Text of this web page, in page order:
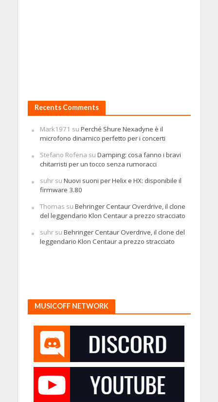
Recents Comments
Mark1971 su Perché Shure Nexadyne è il
microfono dinamico perfetto per i concerti
Stefano Rofena su Damping: cosa fanno i bravi
chitarristi per un tocco senza rumoracci
suhrsu Nuovi suoni per Helix e HX: disponibile il
firmware 3.80
Thomas su Behringer Centaur Overdrive, il clone
del leggendario Klon Centaur a prezzo stracciato
suhrsu Behringer Centaur Overdrive, il clone del
leggendario Klon Centaur a prezzo stracciato
MUSICOFF NETWORK